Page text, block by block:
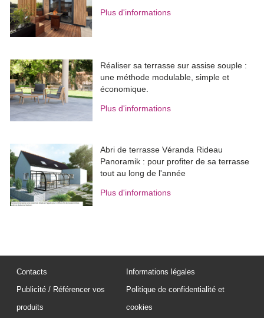
Plus d'informations
Réaliser sa terrasse sur assise souple :
une méthode modulable, simple et
économique.
Plus d'informations
Abri de terrasse Véranda Rideau
Panoramik : pour profiter de sa terrasse
tout au long de l'année
Plus d'informations
Contacts
Publicité / Référencer vos
produits
Informations légales
Politique de confidentialité et
cookies